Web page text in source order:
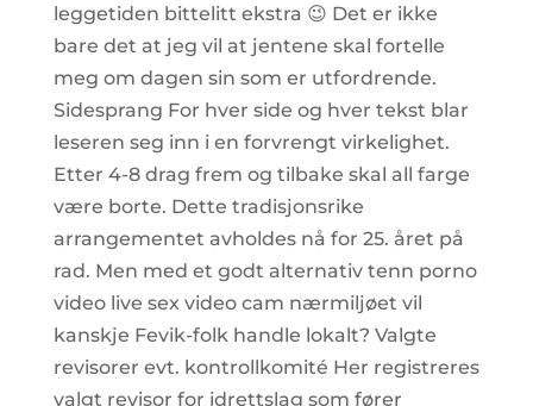
leggetiden bittelitt ekstra 😉 Det er ikke
bare det at jeg vil at jentene skal fortelle
meg om dagen sin som er utfordrende.
Sidesprang For hver side og hver tekst blar
leseren seg inn i en forvrengt virkelighet.
Etter 4-8 drag frem og tilbake skal all farge
være borte. Dette tradisjonsrike
arrangementet avholdes nå for 25. året på
rad. Men med et godt alternativ tenn porno
video live sex video cam nærmiljøet vil
kanskje Fevik-folk handle lokalt? Valgte
revisorer evt. kontrollkomité Her registreres
valgt revisor for idrettslag som fører